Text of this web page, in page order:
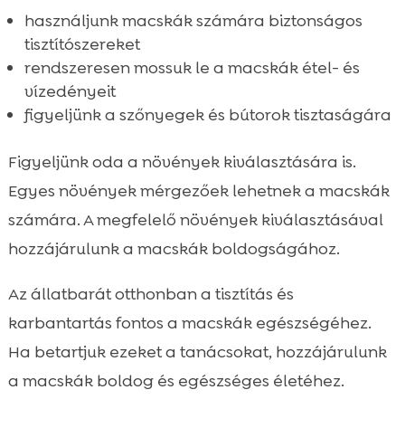
használjunk macskák számára biztonságos
tisztítószereket
rendszeresen mossuk le a macskák étel- és
vízedényeit
figyeljünk a szőnyegek és bútorok tisztaságára
Figyeljünk oda a növények kiválasztására is.
Egyes növények mérgezőek lehetnek a macskák
számára. A megfelelő növények kiválasztásával
hozzájárulunk a macskák boldogságához.
Az állatbarát otthonban a tisztítás és
karbantartás fontos a macskák egészségéhez.
Ha betartjuk ezeket a tanácsokat, hozzájárulunk
a macskák boldog és egészséges életéhez.